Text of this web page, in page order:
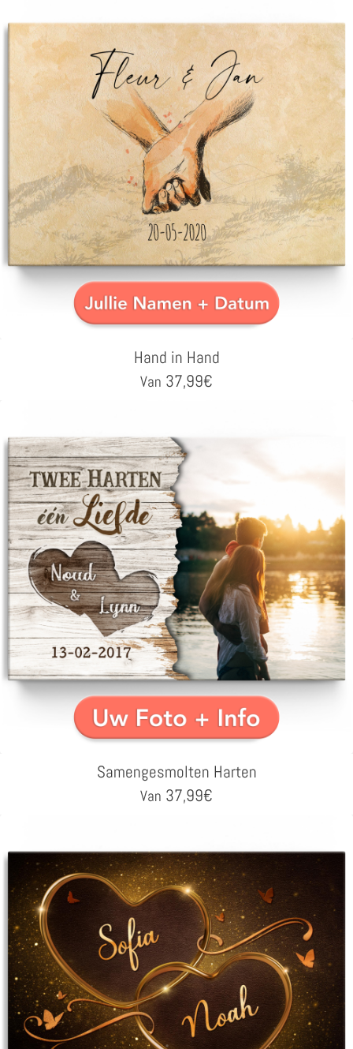
Hand in Hand
Van 37,99€
Samengesmolten Harten
Van 37,99€